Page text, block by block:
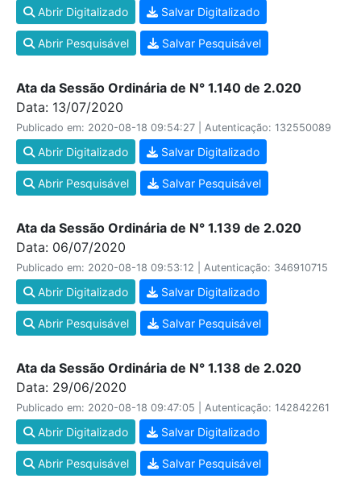
Abrir Digitalizado Salvar Digitalizado
Abrir Pesquisável Salvar Pesquisável
Ata da Sessão Ordinária de N° 1.140 de 2.020
Data: 13/07/2020
Publicado em: 2020-08-18 09:54:27 | Autenticação: 132550089
Abrir Digitalizado Salvar Digitalizado
Abrir Pesquisável Salvar Pesquisável
Ata da Sessão Ordinária de N° 1.139 de 2.020
Data: 06/07/2020
Publicado em: 2020-08-18 09:53:12 | Autenticação: 346910715
Abrir Digitalizado Salvar Digitalizado
Abrir Pesquisável Salvar Pesquisável
Ata da Sessão Ordinária de N° 1.138 de 2.020
Data: 29/06/2020
Publicado em: 2020-08-18 09:47:05 | Autenticação: 142842261
Abrir Digitalizado Salvar Digitalizado
Abrir Pesquisável Salvar Pesquisável